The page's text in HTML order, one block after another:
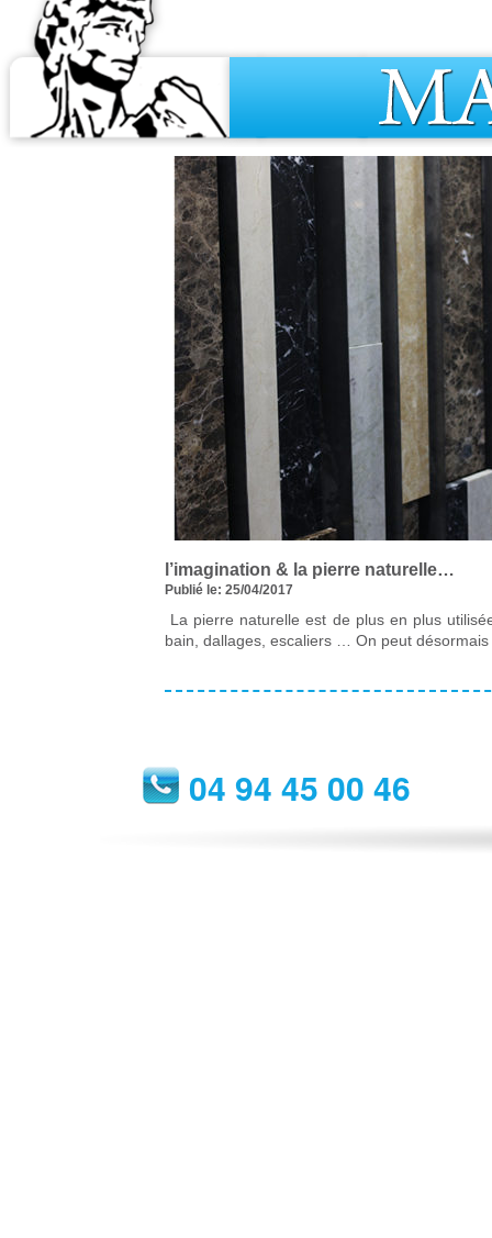
l’imagination & la pierre naturelle…
Publié le: 25/04/2017
La pierre naturelle est de plus en plus
bain, dallages, escaliers … On peut
04 94 45 00 46